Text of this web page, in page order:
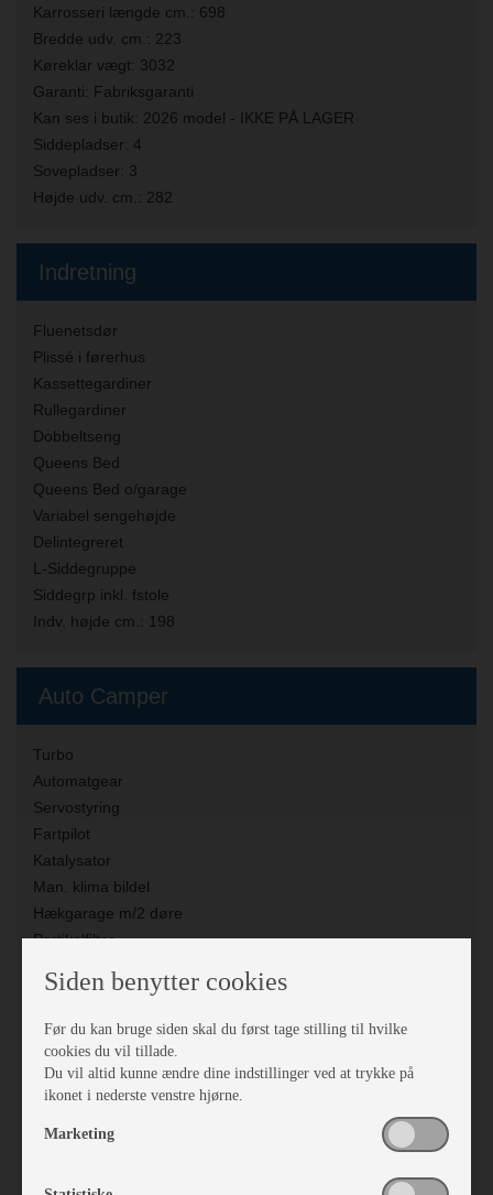
Karrosseri længde cm.: 698
Bredde udv. cm.: 223
Køreklar vægt: 3032
Garanti: Fabriksgaranti
Kan ses i butik: 2026 model - IKKE PÅ LAGER
Siddepladser: 4
Sovepladser: 3
Højde udv. cm.: 282
Indretning
Fluenetsdør
Plissé i førerhus
Kassettegardiner
Rullegardiner
Dobbeltseng
Queens Bed
Queens Bed o/garage
Variabel sengehøjde
Delintegreret
L-Siddegruppe
Siddegrp inkl. fstole
Indv. højde cm.: 198
Auto Camper
Turbo
Automatgear
Servostyring
Fartpilot
Katalysator
Man. klima bildel
Hækgarage m/2 døre
Partikelfilter
Delintegreret
Android Auto
Kabinefabrikat: Hobby
HK (kW): 140
Antal gear:
Siden benytter cookies
Før du kan bruge siden skal du først tage stilling til hvilke
cookies du vil tillade.
Du vil altid kunne ændre dine indstillinger ved at trykke på
ikonet i nederste venstre hjørne.
Marketing